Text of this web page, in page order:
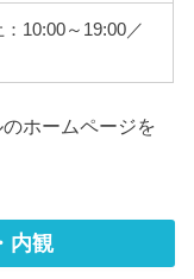
10:00～19:00／
ホームページを
内観